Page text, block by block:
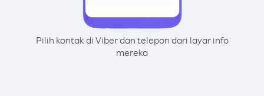
Pilih kontak di Viber dan telepon dari layar info
mereka